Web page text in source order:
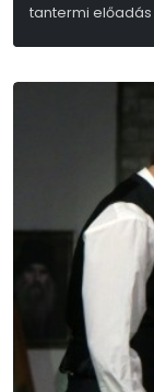
tantermi előadás